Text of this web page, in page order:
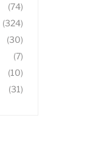
(74)
(324)
(30)
(7)
(10)
(31)